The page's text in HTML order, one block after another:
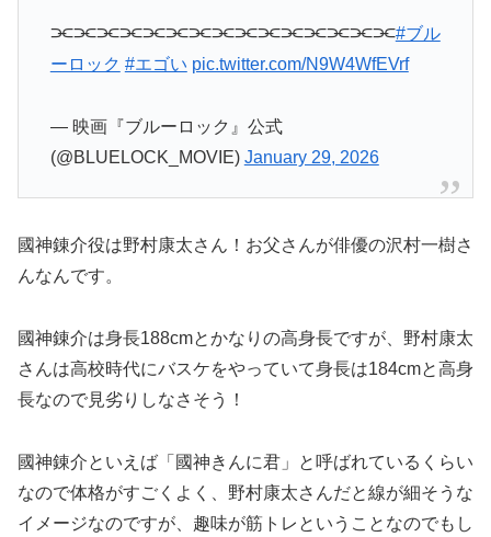
⫘⫘⫘⫘⫘⫘⫘⫘⫘⫘⫘⫘⫘⫘⫘#ブル
ーロック #エゴい pic.twitter.com/N9W4WfEVrf
— 映画『ブルーロック』公式
(@BLUELOCK_MOVIE) January 29, 2026
國神錬介役は野村康太さん！お父さんが俳優の沢村一樹さ
んなんです。
國神錬介は身長188cmとかなりの高身長ですが、野村康太
さんは高校時代にバスケをやっていて身長は184cmと高身
長なので見劣りしなさそう！
國神錬介といえば「國神きんに君」と呼ばれているくらい
なので体格がすごくよく、野村康太さんだと線が細そうな
イメージなのですが、趣味が筋トレということなのでもし